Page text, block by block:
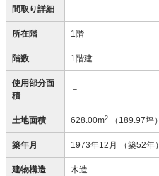
間取り詳細
所在階 1階
階数 1階建
使用部分面
積
－
土地面積 628.00m2 （189.97坪）
築年月 1973年12月 （築52年）
建物構造 木造